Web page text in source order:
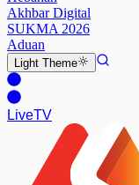
Akhbar Digital
SUKMA 2026
Aduan
Light Theme
LiveTV